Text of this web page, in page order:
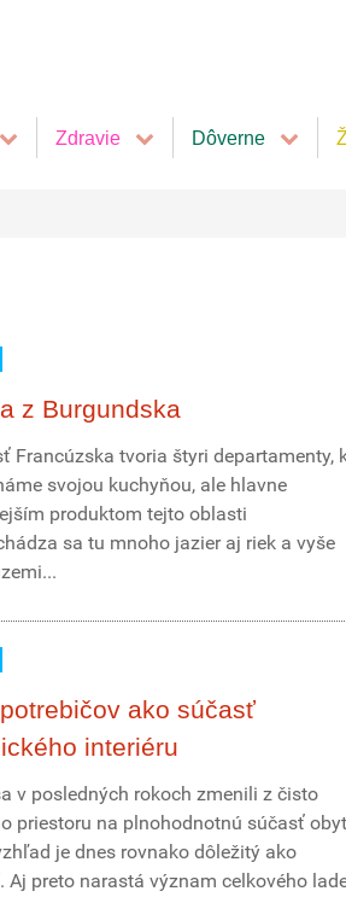
Zdravie Dôverne
z Burgundska
Francúzska tvoria štyri departamenty,
svojou kuchyňou, ale hlavne
produktom tejto oblasti
sa tu mnoho jazier aj riek a vyše
ako súčasť
interiéru
v posledných rokoch zmenili z čisto
priestoru na plnohodnotnú súčasť
je dnes rovnako dôležitý ako
Aj preto narastá význam celkového